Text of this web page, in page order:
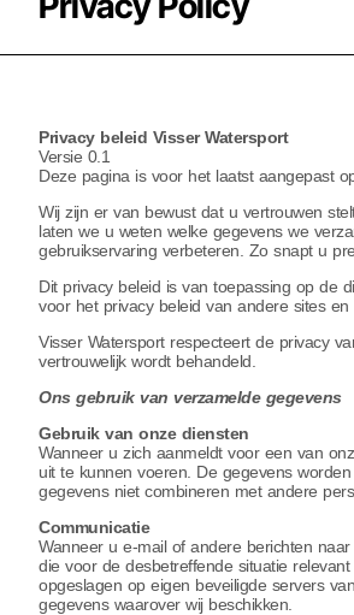
Privacy beleid Visser Watersport
Versie 0.1
Deze pagina is voor het laatst aangepast
Wij zijn er van bewust dat u vertrouwen
laten we u weten welke gegevens we
gebruikservaring verbeteren. Zo snapt u
Dit privacy beleid is van toepassing op de
voor het privacy beleid van andere sites
Visser Watersport respecteert de privacy
vertrouwelijk wordt behandeld.
Ons gebruik van verzamelde gegevens
Gebruik van onze diensten
Wanneer u zich aanmeldt voor een van
uit te kunnen voeren. De gegevens
gegevens niet combineren met andere
Communicatie
Wanneer u e-mail of andere berichten
die voor de desbetreffende situatie
opgeslagen op eigen beveiligde servers
gegevens waarover wij beschikken.